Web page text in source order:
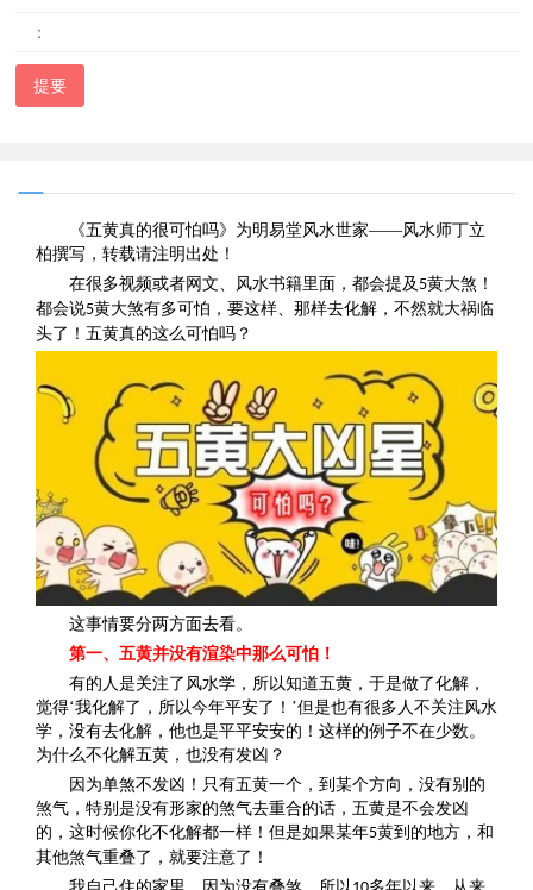
：
提要
《五黄真的很可怕吗》为明易堂风水世家——风水师丁立
柏撰写，转载请注明出处！
在很多视频或者网文、风水书籍里面，都会提及 5黄大煞！
都会说5黄大煞有多可怕，要这样、那样去化解，不然就大祸临
头了！五黄真的这么可怕吗？
这事情要分两方面去看。
第一、五黄并没有渲染中那么可怕！
有的人是关注了风水学，所以知道五黄，于是做了化解，
觉得‘我化解了，所以今年平安了！’但是也有很多人不关注风水
学，没有去化解，他也是平平安安的！这样的例子不在少数。
为什么不化解五黄，也没有发凶？
因为单煞不发凶！只有五黄一个，到某个方向，没有别的
煞气，特别是没有形家的煞气去重合的话，五黄是不会发凶
的，这时候你化不化解都一样！但是如果某年5黄到的地方，和
其他煞气重叠了，就要注意了！